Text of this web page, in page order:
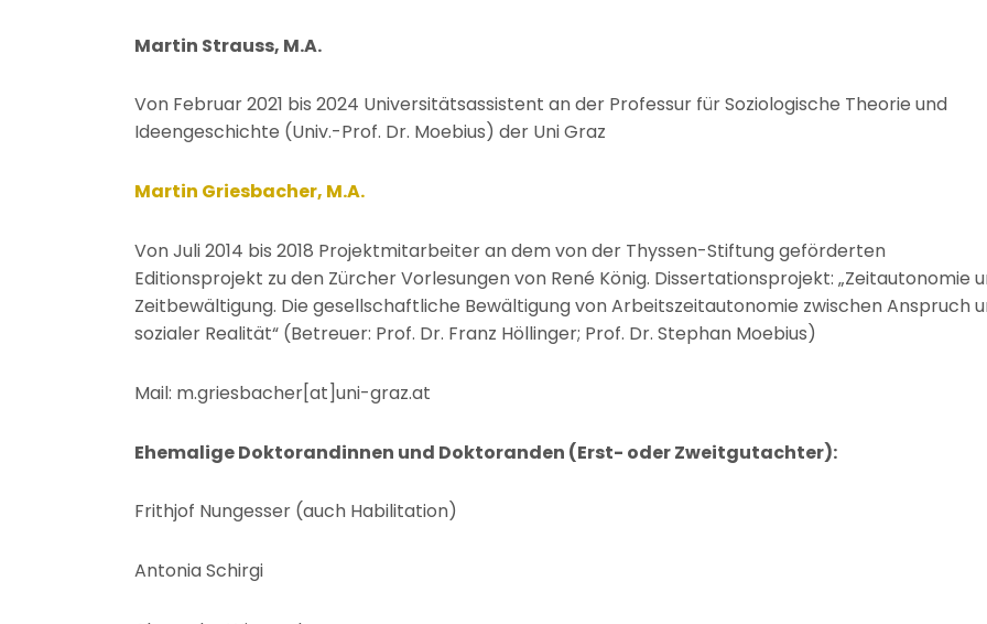
Martin Strauss, M.A.
Von Februar 2021 bis 2024 Universitätsassistent an der Professur für Soziologische Theorie und
Ideengeschichte (Univ.-Prof. Dr. Moebius) der Uni Graz
Martin Griesbacher, M.A.
Von Juli 2014 bis 2018 Projektmitarbeiter an dem von der Thyssen-Stiftung geförderten
Editionsprojekt zu den Zürcher Vorlesungen von René König. Dissertationsprojekt: „Zeitautonomie
Zeitbewältigung. Die gesellschaftliche Bewältigung von Arbeitszeitautonomie zwischen Anspruch
sozialer Realität“ (Betreuer: Prof. Dr. Franz Höllinger; Prof. Dr. Stephan Moebius)
Mail: m.griesbacher[at]uni-graz.at
Ehemalige Doktorandinnen und Doktoranden (Erst- oder Zweitgutachter):
Frithjof Nungesser (auch Habilitation)
Antonia Schirgi